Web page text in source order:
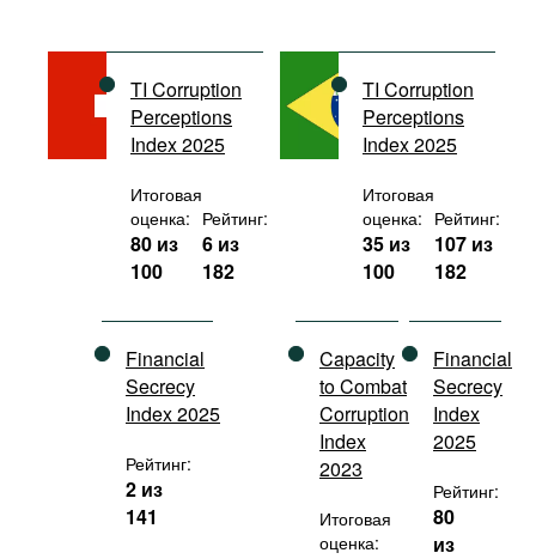
Документы международных
организаций
Фильмы
Подкасты
Книжная полка
TI Corruption
Perceptions
Index 2025
Итоговая
оценка:
80 из
100
Рейтинг:
6 из
182
Financial
Secrecy
Index 2025
Рейтинг:
2 из
141
TI Corruption
Perceptions
Index 2025
Итоговая
оценка:
35 из
100
Рейтинг:
107 из
182
Capacity
to Combat
Corruption
Index
2023
Итоговая
оценка:
Financial
Secrecy
Index
2025
Рейтинг:
80
из